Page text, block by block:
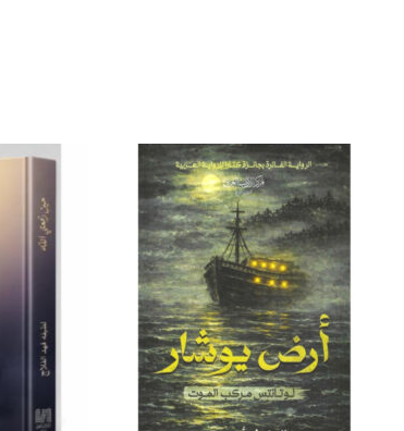
إضافة
إلى
قائمة
الرغبات